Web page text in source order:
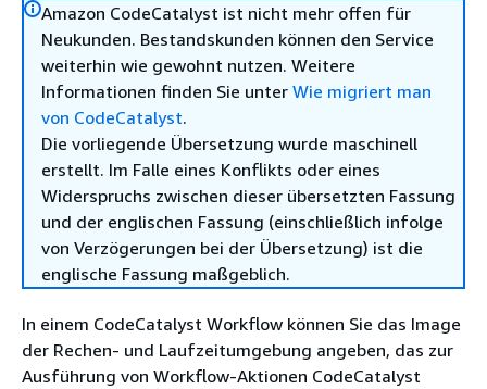
Amazon CodeCatalyst ist nicht mehr offen für
Neukunden. Bestandskunden können den Service
weiterhin wie gewohnt nutzen. Weitere
Informationen finden Sie unter Wie migriert man
von CodeCatalyst.
Die vorliegende Übersetzung wurde maschinell
erstellt. Im Falle eines Konflikts oder eines
Widerspruchs zwischen dieser übersetzten Fassung
und der englischen Fassung (einschließlich infolge
von Verzögerungen bei der Übersetzung) ist die
englische Fassung maßgeblich.
In einem CodeCatalyst Workflow können Sie das Image
der Rechen- und Laufzeitumgebung angeben, das zur
Ausführung von Workflow-Aktionen CodeCatalyst